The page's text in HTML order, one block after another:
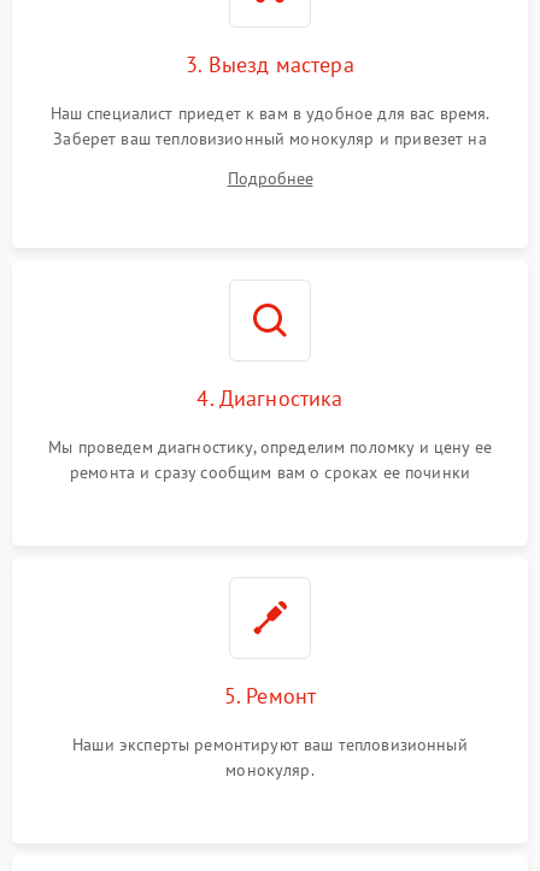
3. Выезд мастера
Наш специалист приедет к вам в удобное для вас время.
Заберет ваш тепловизионный монокуляр и привезет на
Подробнее
4. Диагностика
Мы проведем диагностику, определим поломку и цену ее
ремонта и сразу сообщим вам о сроках ее починки
5. Ремонт
Наши эксперты ремонтируют ваш тепловизионный
монокуляр.